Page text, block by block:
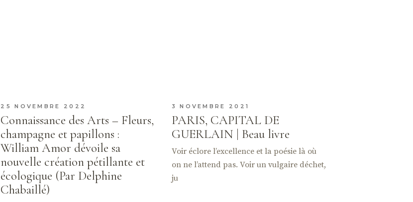
25 NOVEMBRE 2022
Connaissance des Arts – Fleurs,
champagne et papillons :
William Amor dévoile sa
nouvelle création pétillante et
écologique (Par Delphine
Chabaillé)
3 NOVEMBRE 2021
PARIS, CAPITAL DE
GUERLAIN | Beau livre
Voir éclore l’excellence et la poésie là où
on ne l’attend pas. Voir un vulgaire déchet,
ju